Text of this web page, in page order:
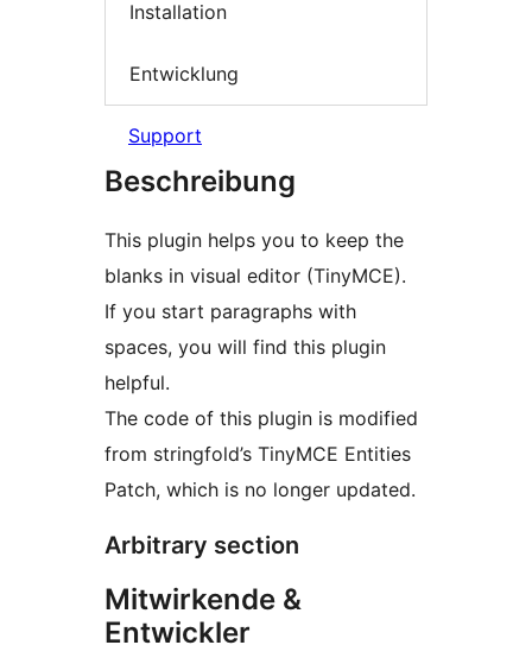
Installation
Entwicklung
Support
Beschreibung
This plugin helps you to keep the
blanks in visual editor (TinyMCE).
If you start paragraphs with
spaces, you will find this plugin
helpful.
The code of this plugin is modified
from stringfold’s TinyMCE Entities
Patch, which is no longer updated.
Arbitrary section
Mitwirkende &
Entwickler